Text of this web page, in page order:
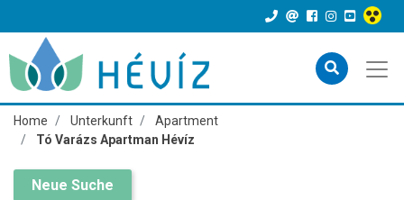
Home Unterkunft
Apartment
Tó Varázs Apartman Hévíz
Neue Suche